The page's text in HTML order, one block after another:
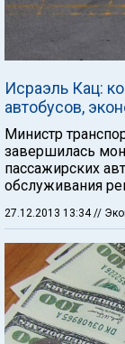
Исраэль Кац:
автобусов,
Министр
завершилась
пассажирских
обслуживания
27.12.2013 13:34 //